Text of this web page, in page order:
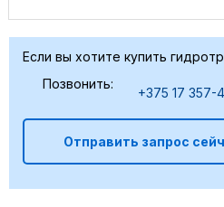
Если вы хотите купить
Позвонить:
+375 17 357-
Отправить запрос